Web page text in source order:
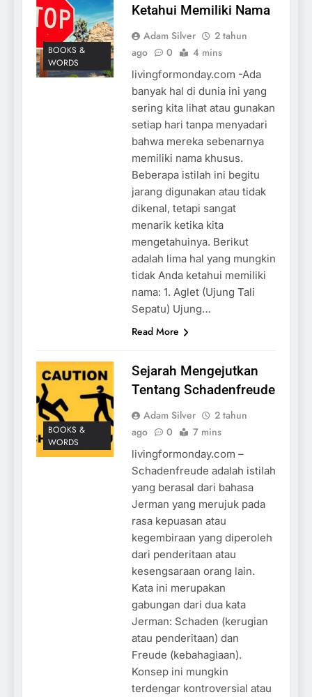
BOOKS &
WORDS
Ketahui Memiliki Nama
Adam Silver
2 tahun
ago
0 4 mins
livingformonday.com -Ada
banyak hal di dunia ini yang
sering kita lihat atau gunakan
setiap hari tanpa menyadari
bahwa mereka sebenarnya
memiliki nama khusus.
Beberapa istilah ini begitu
jarang digunakan atau tidak
dikenal, tetapi sangat
menarik ketika kita
mengetahuinya. Berikut
adalah lima hal yang mungkin
tidak Anda ketahui memiliki
nama: 1. Aglet (Ujung Tali
Sepatu) Ujung…
Read More
BOOKS &
WORDS
Sejarah Mengejutkan
Tentang Schadenfreude
Adam Silver
2 tahun
ago
0 7 mins
livingformonday.com –
Schadenfreude adalah istilah
yang berasal dari bahasa
Jerman yang merujuk pada
rasa kepuasan atau
kegembiraan yang diperoleh
dari penderitaan atau
kesengsaraan orang lain.
Kata ini merupakan
gabungan dari dua kata
Jerman: Schaden (kerugian
atau penderitaan) dan
Freude (kebahagiaan).
Konsep ini mungkin
terdengar kontroversial atau